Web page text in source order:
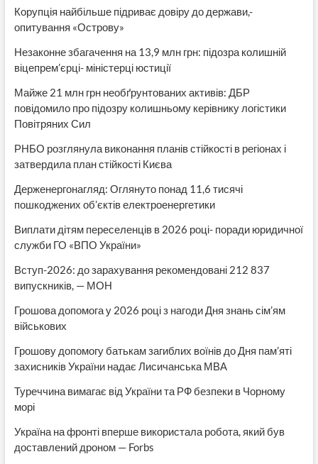
Корупція найбільше підриває довіру до держави,-
опитування «Острову»
Незаконне збагачення на 13,9 млн грн: підозра колишній
віцепрем’єрці- міністерці юстиції
Майже 21 млн грн необґрунтованих активів: ДБР
повідомило про підозру колишньому керівнику логістики
Повітряних Сил
РНБО розглянула виконання планів стійкості в регіонах і
затвердила план стійкості Києва
Держенергонагляд: Оглянуто понад 11,6 тисячі
пошкоджених об’єктів електроенергетики
Виплати дітям переселенців в 2026 році- поради юридичної
служби ГО «ВПО України»
Вступ-2026: до зарахування рекомендовані 212 837
випускників, — МОН
Грошова допомога у 2026 році з нагоди Дня знань сім’ям
військових
Грошову допомогу батькам загиблих воїнів до Дня пам’яті
захисників України надає Лисичанська МВА
Туреччина вимагає від України та РФ безпеки в Чорному
морі
Україна на фронті вперше використала робота, який був
доставлений дроном — Forbs